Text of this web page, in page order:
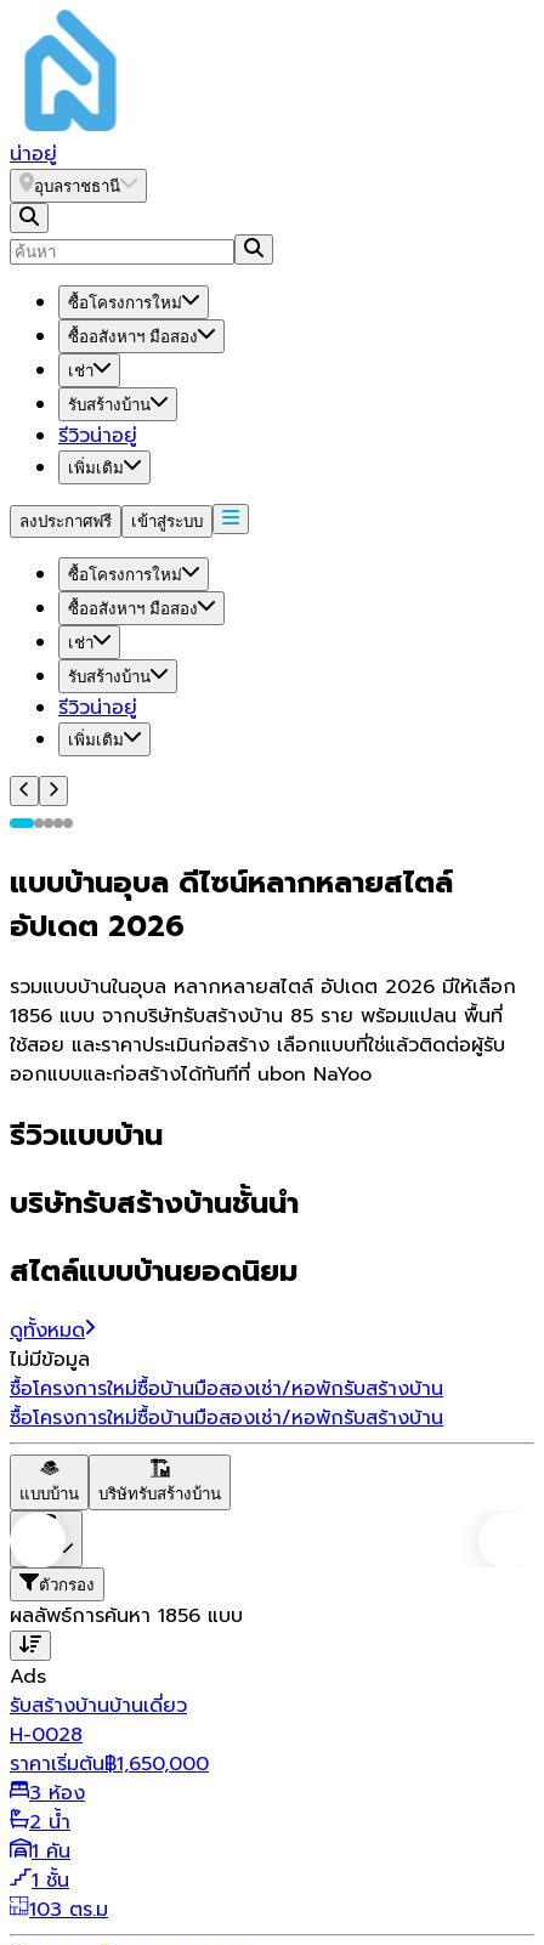
น่าอยู่
อุบลราชธานี
ซื้อโครงการใหม่
ซื้ออสังหาฯ มือสอง
เช่า
รับสร้างบ้าน
รีวิวน่าอยู่
เพิ่มเติม
ลงประกาศฟรี เข้าสู่ระบบ
ซื้อโครงการใหม่
ซื้ออสังหาฯ มือสอง
เช่า
รับสร้างบ้าน
รีวิวน่าอยู่
เพิ่มเติม
แบบบ้านอุบล ดีไซน์หลากหลายสไตล์
อัปเดต 2026
รวมแบบบ้านในอุบล หลากหลายสไตล์ อัปเดต 2026 มีให้เลือก
1856 แบบ จากบริษัทรับสร้างบ้าน 85 ราย พร้อมแปลน พื้นที่
ใช้สอย และราคาประเมินก่อสร้าง เลือกแบบที่ใช่แล้วติดต่อผู้รับ
ออกแบบและก่อสร้างได้ทันทีที่ ubon NaYoo
รีวิวแบบบ้าน
บริษัทรับสร้างบ้านชั้นนำ
สไตล์แบบบ้านยอดนิยม
ดูทั้งหมด
ไม่มีข้อมูล
ซื้อโครงการใหม่ซื้อบ้านมือสองเช่า/หอพักรับสร้างบ้าน
ซื้อโครงการใหม่ซื้อบ้านมือสองเช่า/หอพักรับสร้างบ้าน
แบบบ้าน บริษัทรับสร้างบ้าน
ตัวกรอง
ผลลัพธ์การค้นหา 1856 แบบ
Ads
รับสร้างบ้านบ้านเดี่ยว
H-0028
ราคาเริ่มต้น฿1,650,000
3 ห้อง
2 น้ำ
1 คัน
1 ชั้น
103 ตร.ม